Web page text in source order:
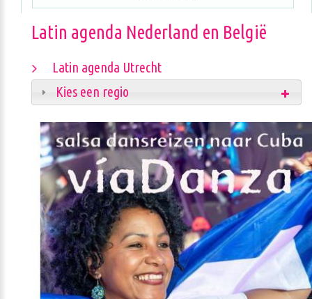
Latin agenda Nederland en België
Latin agenda Utrecht
Kies een regio